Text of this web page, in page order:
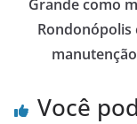
Grande como
Você